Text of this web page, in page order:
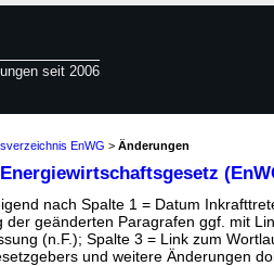
seit 2006
EnWG > Änderungen
Energiewirtschaftsgesetz
nach Spalte 1 = Datum
der geänderten Paragrafen ggf. mit
(n.F.); Spalte 3 = Link zum
und weitere Änderungen